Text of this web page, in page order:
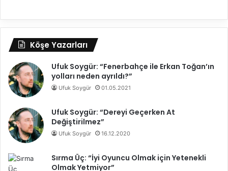
Köşe Yazarları
Ufuk Soygür: “Fenerbahçe ile Erkan Toğan’ın
yolları neden ayrıldı?”
Ufuk Soygür 01.05.2021
Ufuk Soygür: “Dereyi Geçerken At
Değiştirilmez”
Ufuk Soygür 16.12.2020
Sırma Üç: “İyi Oyuncu Olmak için Yetenekli
Olmak Yetmiyor”